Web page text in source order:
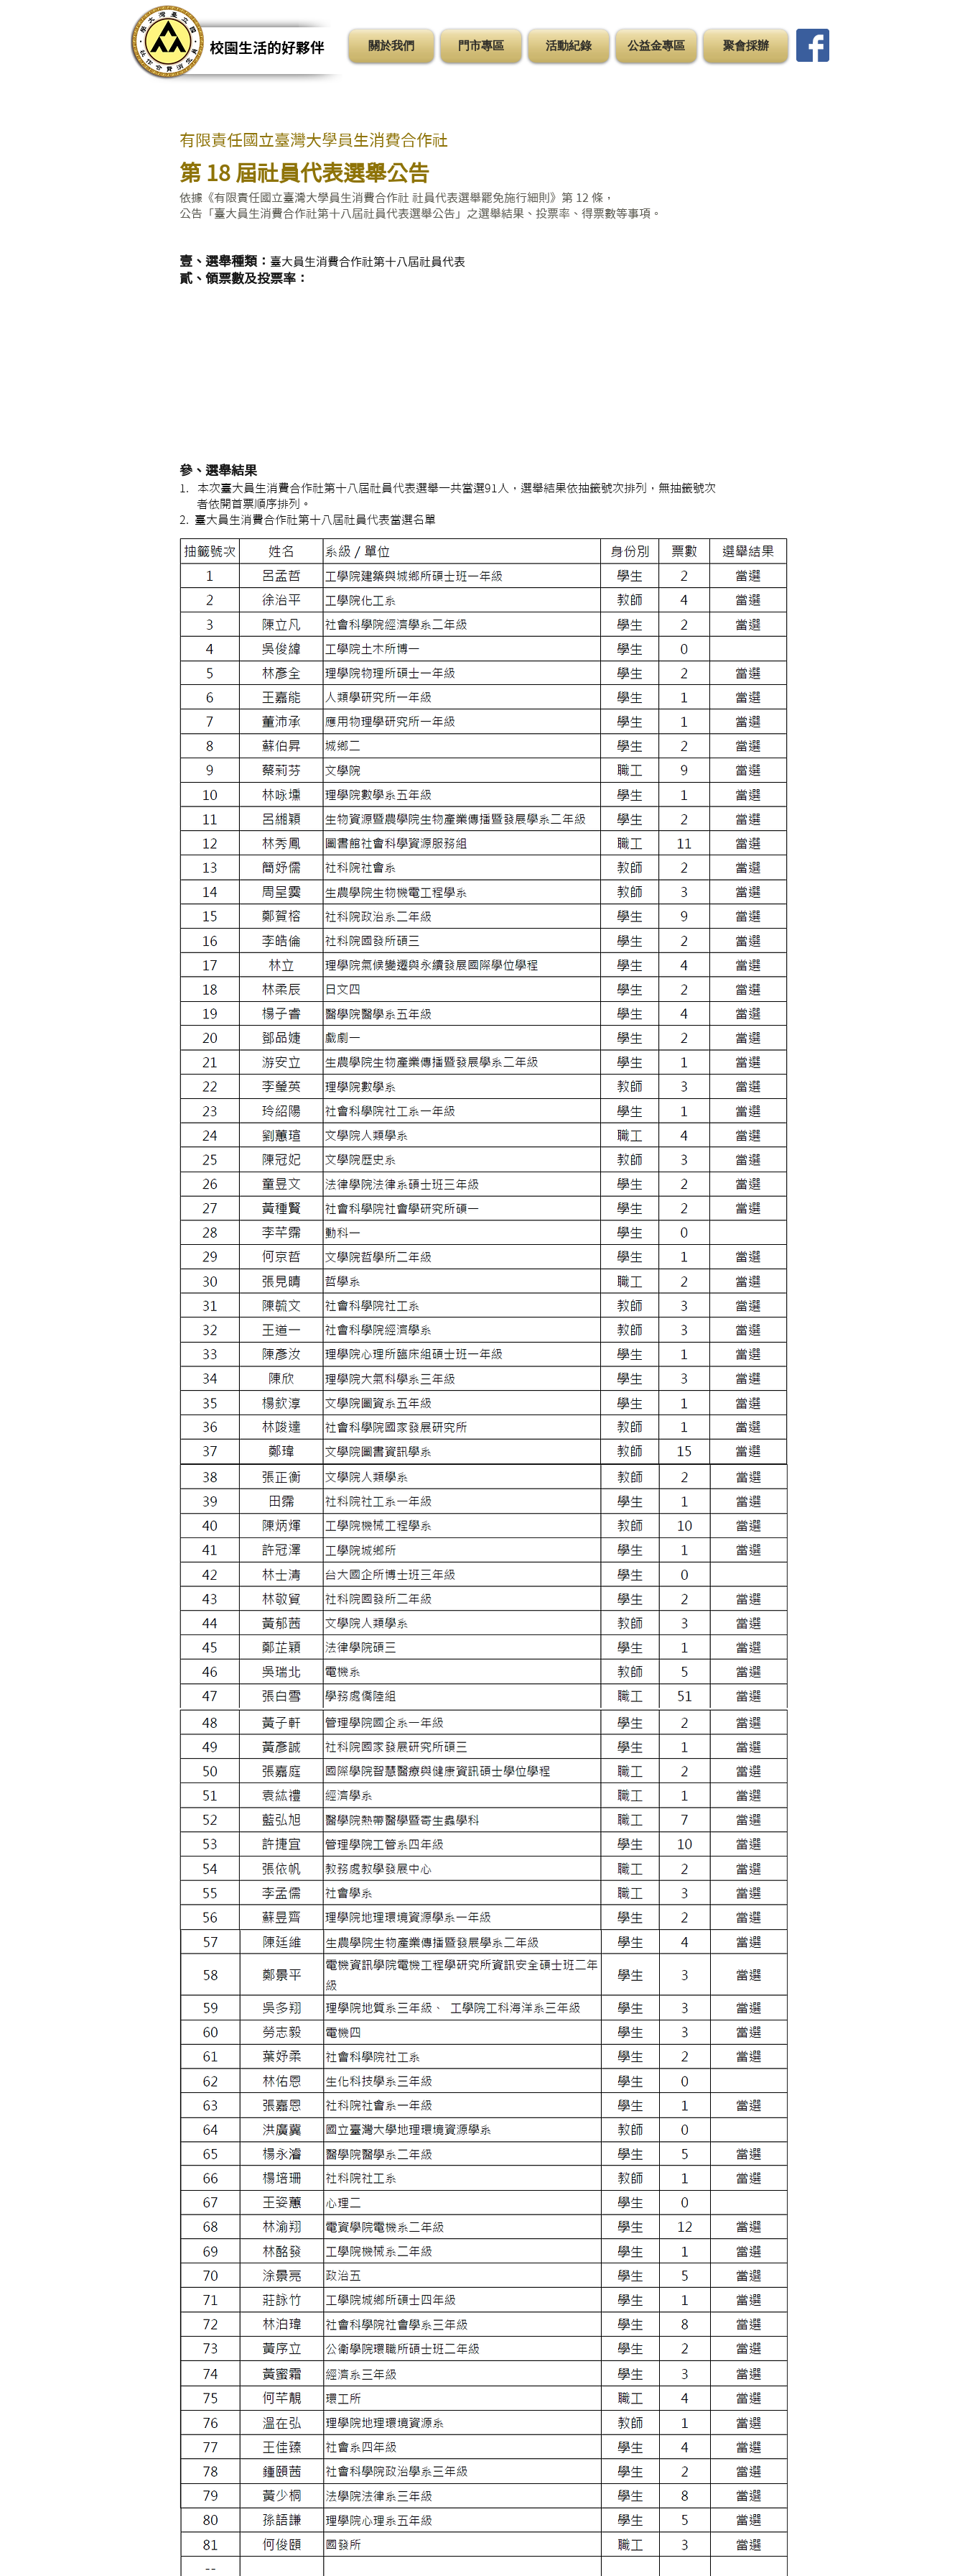
校園生活的好夥伴 關於我們 門市專區 活動紀錄 公益金專區 聚會採辦
有限責任國立臺灣大學員生消費合作社
第 18 屆社員代表選舉公告
依據《有限責任國立臺灣大學員生消費合作社 社員代表選舉罷免施行細則》第 12 條 ，
公告「臺大員生消費合作社第十八屆社員代表選舉公告」之選舉結果、投票率、得票數等事項。
壹、選舉種類： 臺大員生消費合作社第十八屆社員代表
貳、領票數及投票率：
參、選舉結果
1. 本次臺大員生消費合作社第十八屆社員代表選舉一共當選91人，選舉結果依抽籤號次排列，無抽籤號次
者依開首票順序排列。
2. 臺大員生消費合作社第十八屆社員代表當選名單